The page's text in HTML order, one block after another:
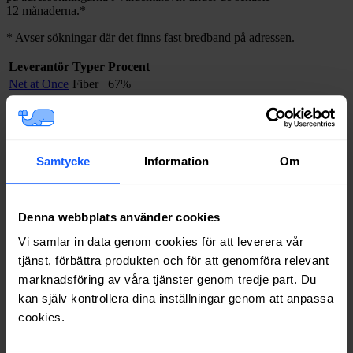
Samtycke Information Om
Denna webbplats använder cookies
Vi samlar in data genom cookies för att leverera vår
tjänst, förbättra produkten och för att genomföra relevant
marknadsföring av våra tjänster genom tredje part. Du
kan själv kontrollera dina inställningar genom att anpassa
cookies.
12 månaderna.*
* Avser sökningar där det finns fast bredband på adressen.
Leverantör Typer Procent
Net at Once Fiber
67%
Telia
Allente
Telenor
Fiber
51%
Tele2
Fiber
38%
Trygg Surf
Fiber
36%
Halebop
Fiber
34%
Internetport Fiber
19%
Comviq
Fiber 17%
Om du vill se exakt vilka internetleverantörer som erbjuder